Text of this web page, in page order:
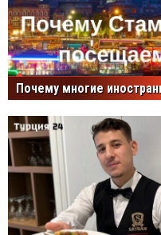
Почему многие